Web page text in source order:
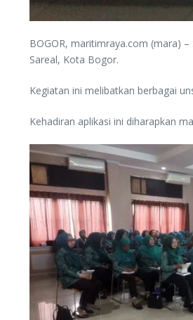
BOGOR, maritimraya.com (mara)
Sareal, Kota Bogor.
Kegiatan ini melibatkan berbagai
Kehadiran aplikasi ini diharapkan